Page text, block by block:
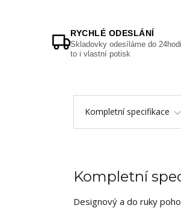
RYCHLÉ ODESLÁNÍ
Skladovky odesíláme do
to i vlastní potisk
Kompletní specifikace
Kompletní
Designový a do ruky